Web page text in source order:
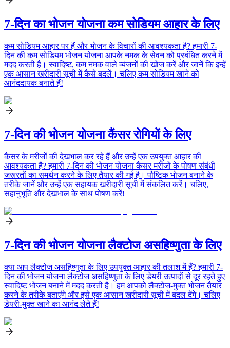
7-दिन का भोजन योजना कम सोडियम आहार के लिए
कम सोडियम आहार पर हैं और भोजन के विचारों की आवश्यकता है? हमारी 7-
दिन की कम सोडियम भोजन योजना आपके नमक के सेवन को प्रबंधित करने में
मदद करती है। स्वादिष्ट, कम नमक वाले व्यंजनों की खोज करें और जानें कि इन्हें
एक आसान खरीदारी सूची में कैसे बदलें। चलिए कम सोडियम खाने को
आनंददायक बनाते हैं!
7-दिन की भोजन योजना कैंसर रोगियों के लिए
कैंसर के मरीजों की देखभाल कर रहे हैं और उन्हें एक उपयुक्त आहार की
आवश्यकता है? हमारी 7-दिन की भोजन योजना कैंसर मरीजों के पोषण संबंधी
जरूरतों का समर्थन करने के लिए तैयार की गई है। पौष्टिक भोजन बनाने के
तरीके जानें और उन्हें एक सहायक खरीदारी सूची में संकलित करें। चलिए,
सहानुभूति और देखभाल के साथ पोषण करें!
7-दिन की भोजन योजना लैक्टोज असहिष्णुता के लिए
क्या आप लैक्टोज असहिष्णुता के लिए उपयुक्त आहार की तलाश में हैं? हमारी 7-
दिन की भोजन योजना लैक्टोज असहिष्णुता के लिए डेयरी उत्पादों से दूर रहते हुए
स्वादिष्ट भोजन बनाने में मदद करती है। हम आपको लैक्टोज-मुक्त भोजन तैयार
करने के तरीके बताएंगे और इसे एक आसान खरीदारी सूची में बदल देंगे। चलिए
डेयरी-मुक्त खाने का आनंद लेते हैं!